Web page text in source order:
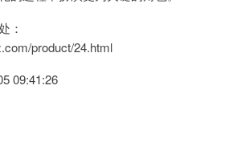
：
product/24.html
09:41:26